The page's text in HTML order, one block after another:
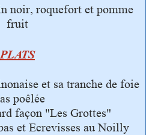
noir, roquefort et pomme
fruit
PLATS
et sa tranche de foie
poêlée
façon "Les Grottes"
et Ecrevisses au Noilly